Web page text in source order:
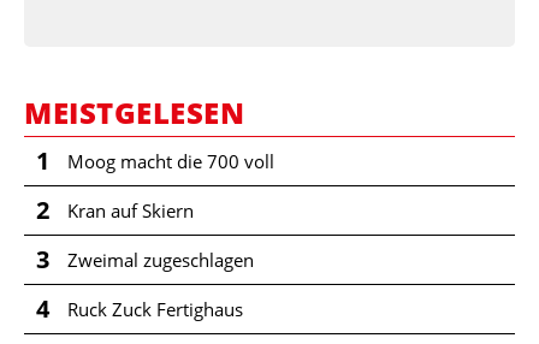
MEISTGELESEN
1 Moog macht die 700 voll
2 Kran auf Skiern
3 Zweimal zugeschlagen
4 Ruck Zuck Fertighaus